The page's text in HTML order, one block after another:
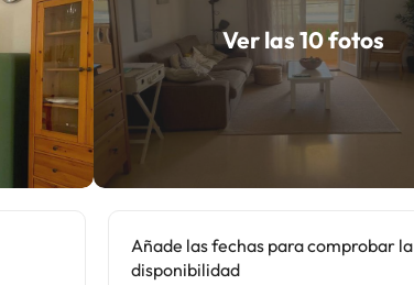
Ver las 10 fotos
Añade las fechas para comprobar la
disponibilidad